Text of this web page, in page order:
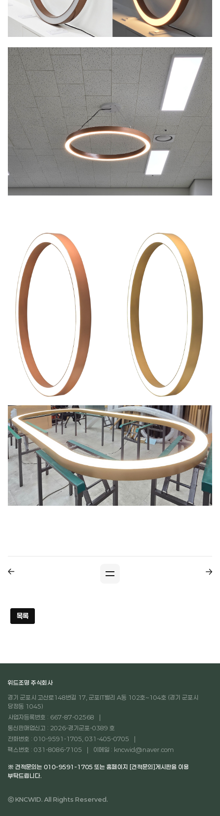
목록
위드조명 주식회사
경기 군포시 고산로148번길 17, 군포IT밸리 A동 102호~104호 (경기 군포시
당정동 1045)
사업자등록번호 : 667-87-02568
통신판매업신고 : 2026-경기군포-0389 호
전화번호 : 010-9591-1705, 031-405-0705
팩스번호 : 031-8086-7105
이메일 : kncwid@naver.com
※ 견적문의는 010-9591-1705 또는 홈페이지 [견적문의]게시판을 이용
부탁드립니다.
ⓒ KNCWID. All Rights Reserved.